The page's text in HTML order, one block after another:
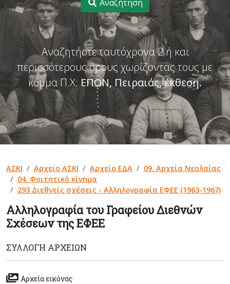
Αναζήτηση
Αναζητήστε ταυτόχρονα 2 ή και
περισσότερους όρους χωρίζοντας τους με
κόμμα Π.Χ: ΕΠΟΝ, Πειραιάς, έκθεση.
ΑΣΚΙ Αρχειο ΑΣΚΙ Αρχείο ΕΔΑ
09. Αρχεία Νεολαίας
04. Φοιτητικό κίνημα
293 Διεθνείς σχέσεις - Αλληλογραφία ΕΦΕΕ (1963-1967)
Αλληλογραφία του Γραφείου Διεθνών
Σχέσεων της ΕΦΕΕ
ΣΥΛΛΟΓΉ ΑΡΧΕΊΩΝ
Αρχεία εικόνας